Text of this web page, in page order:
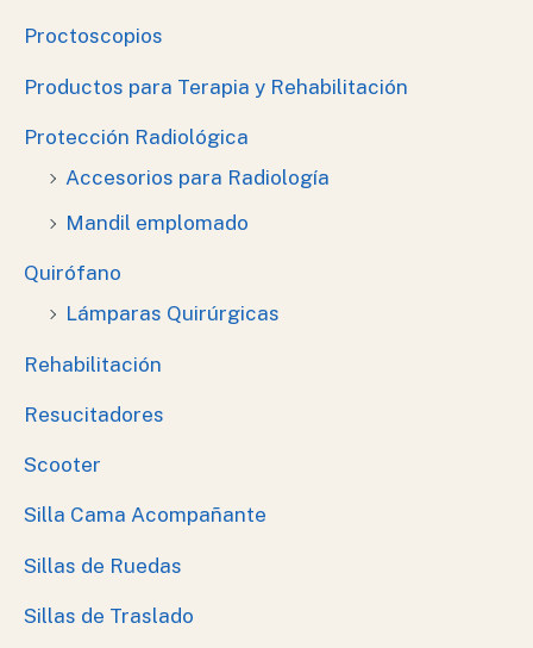
Proctoscopios
Productos para Terapia y Rehabilitación
Protección Radiológica
Accesorios para Radiología
Mandil emplomado
Quirófano
Lámparas Quirúrgicas
Rehabilitación
Resucitadores
Scooter
Silla Cama Acompañante
Sillas de Ruedas
Sillas de Traslado